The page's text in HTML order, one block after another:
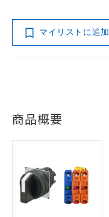
マイリストに追加
商品概要